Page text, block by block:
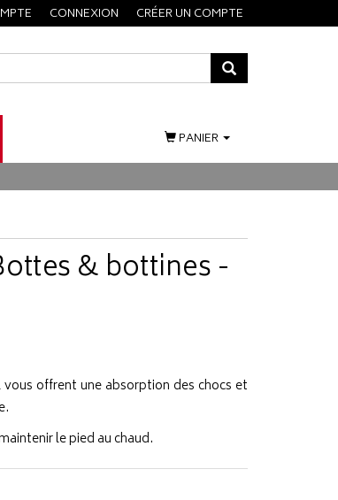
CONNEXION CRÉER UN COMPTE
PANIER
& bottines -
offrent une absorption des chocs et
le pied au chaud.